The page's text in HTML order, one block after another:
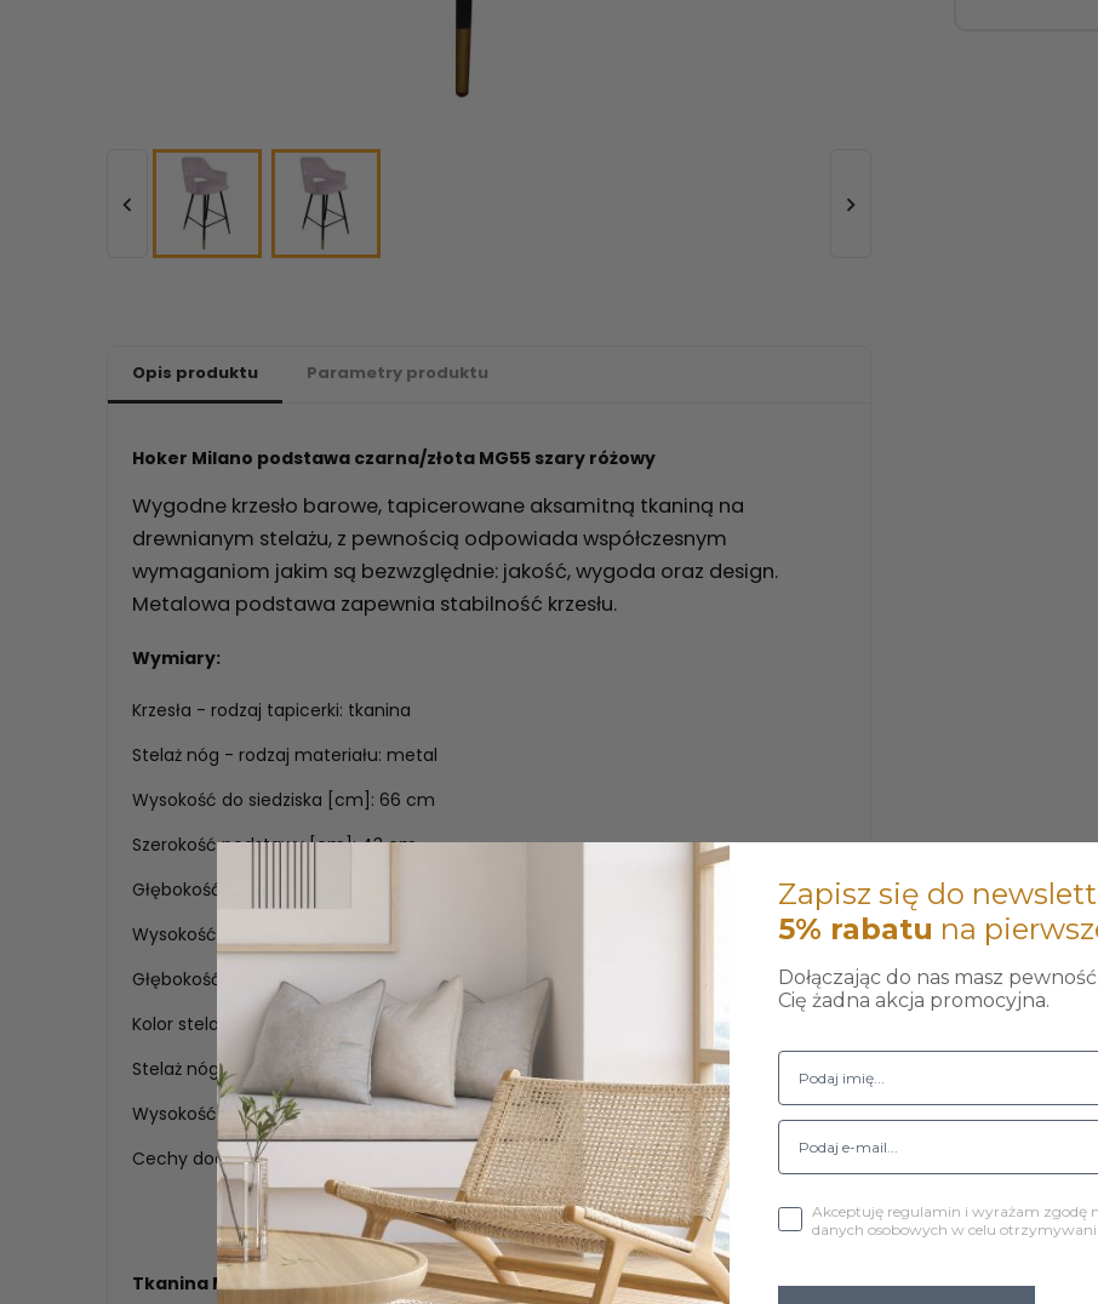
 
Opis produktu Parametry produktu
Hoker Milano podstawa czarna/złota MG55 szary różowy
Wygodne krzesło barowe, tapicerowane aksamitną tkaniną na
drewnianym stelażu, z pewnością odpowiada współczesnym
wymaganiom jakim są bezwzględnie: jakość, wygoda oraz design.
Metalowa podstawa zapewnia stabilność krzesłu.
Wymiary:
Krzesła - rodzaj tapicerki: tkanina
Stelaż nóg - rodzaj materiału: metal
Wysokość do siedziska [cm]: 66 cm
Szerokość podstawy [cm]: 43 cm
Głębokość siedziska [cm]: 46 cm
Wysokość całkowita [cm]: 96 cm
Głębokość całkowita [cm]: 54 cm
Kolor stelaża: czarny ze złotą końcówką
Stelaż nóg - rodzaj stelaża: hoker
Wysokość do podłokietnika: 80cm
Cechy dodatkowe: korki zapobiegające rysowaniu
Tkanina MAGIC VELVET
Zapisz się do
5% rabatu na
Dołączając do nas masz
Cię żadna akcja promocyjna.
Akceptuję regulamin i wyrażam zgodę
danych osobowych w celu